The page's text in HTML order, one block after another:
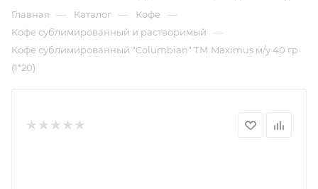
Главная — Каталог — Кофе —
Кофе сублимированный и растворимый —
Кофе сублимированный "Columbian" ТМ Maximus м/у 40 гр
(1*20)